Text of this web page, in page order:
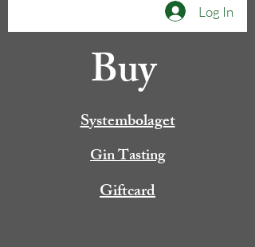
Log In
Buy
Systembolaget
Gin Tasting
Giftcard